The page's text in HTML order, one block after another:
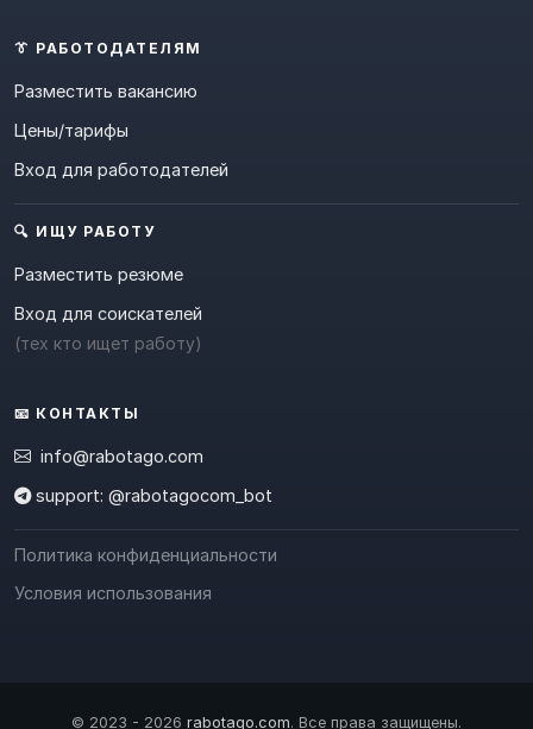
👔 РАБОТОДАТЕЛЯМ
Разместить вакансию
Цены/тарифы
Вход для работодателей
🔍 ИЩУ РАБОТУ
Разместить резюме
Вход для соискателей
(тех кто ищет работу)
📧 КОНТАКТЫ
info@rabotago.com
support: @rabotagocom_bot
Политика конфиденциальности
Условия использования
© 2023 - 2026 rabotago.com. Все права защищены.